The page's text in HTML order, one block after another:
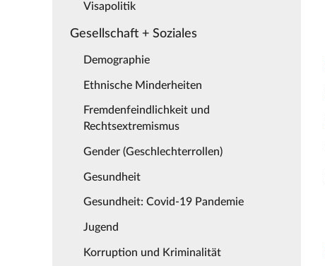
Visapolitik
Gesellschaft + Soziales
Demographie
Ethnische Minderheiten
Fremdenfeindlichkeit und
Rechtsextremismus
Gender (Geschlechterrollen)
Gesundheit
Gesundheit: Covid-19 Pandemie
Jugend
Korruption und Kriminalität